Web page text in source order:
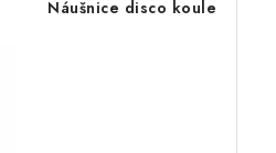
Náušnice disco koule